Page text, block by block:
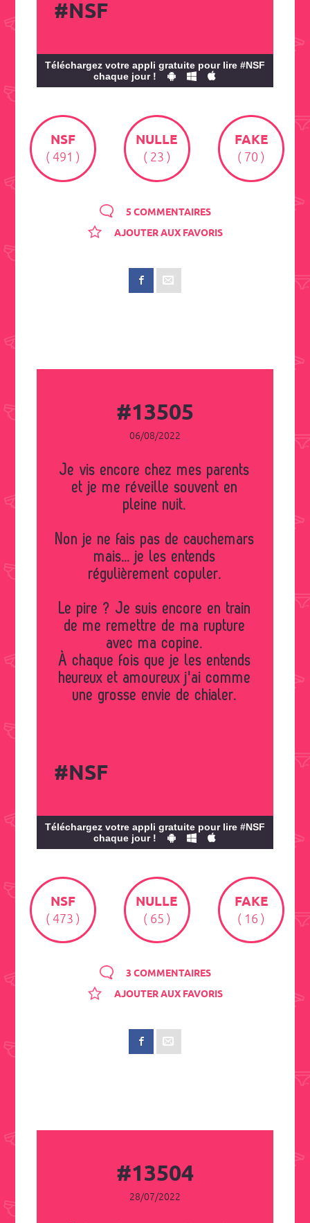
#NSF
Téléchargez votre appli gratuite pour lire #NSF
chaque jour !
NSF
( 491 )
NULLE
( 23 )
FAKE
( 70 )
5 COMMENTAIRES
AJOUTER AUX FAVORIS
#13505
06/08/2022
Je vis encore chez mes parents
et je me réveille souvent en
pleine nuit.
Non je ne fais pas de cauchemars
mais... je les entends
régulièrement copuler.
Le pire ? Je suis encore en train
de me remettre de ma rupture
avec ma copine.
À chaque fois que je les entends
heureux et amoureux j'ai comme
une grosse envie de chialer.
#NSF
Téléchargez votre appli gratuite pour lire #NSF
chaque jour !
NSF
( 473 )
NULLE
( 65 )
FAKE
( 16 )
3 COMMENTAIRES
AJOUTER AUX FAVORIS
#13504
28/07/2022